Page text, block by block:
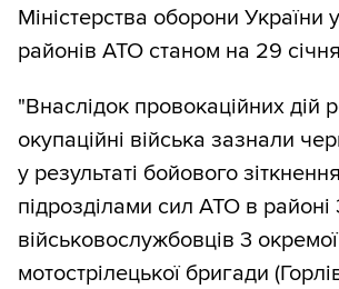
Міністерства оборони України
районів АТО станом на 29
"Внаслідок провокаційних дій
окупаційні війська зазнали
у результаті бойового
підрозділами сил АТО в районі
військовослужбовців 3 окремої
мотострілецької бригади